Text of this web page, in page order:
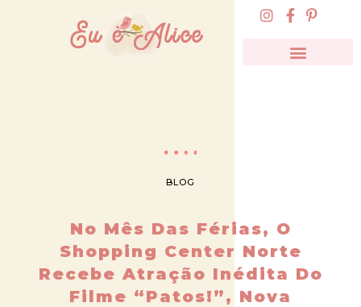
BLOG
No Mês Das Férias, O
Shopping Center Norte
Recebe Atração Inédita Do
Filme “Patos!”, Nova